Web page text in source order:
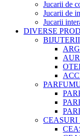
Jucarii de
Jucarii de
Jucarii
DIVERSE
BIJUTERII
AUR
CEASURI